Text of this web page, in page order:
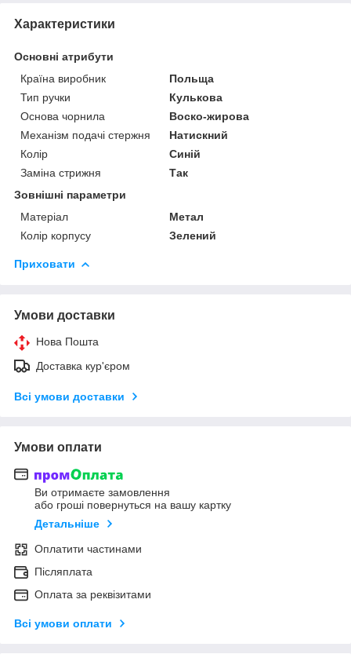
Характеристики
Основні атрибути
Країна виробник
Польща
Тип ручки
Кулькова
Основа чорнила
Воско-жирова
Механізм подачі стержня
Натискний
Колір
Синій
Заміна стрижня
Так
Зовнішні параметри
Матеріал
Метал
Колір корпусу
Зелений
Приховати
Умови доставки
Нова Пошта
Доставка кур'єром
Всі умови доставки
Умови оплати
Ви отримаєте замовлення
або гроші повернуться на вашу картку
Детальніше
Оплатити частинами
Післяплата
Оплата за реквізитами
Всі умови оплати